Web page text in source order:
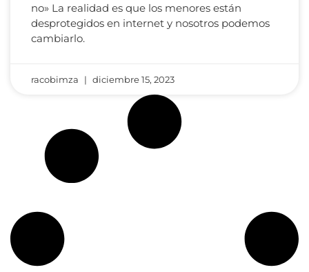
no» La realidad es que los menores están
desprotegidos en internet y nosotros podemos
cambiarlo.
racobimza diciembre 15, 2023